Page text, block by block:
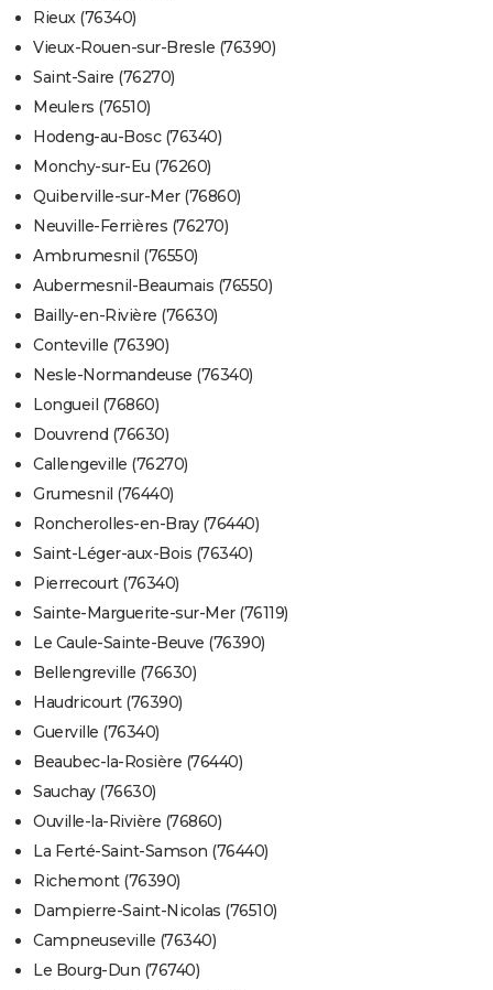
Rieux (76340)
Vieux-Rouen-sur-Bresle (76390)
Saint-Saire (76270)
Meulers (76510)
Hodeng-au-Bosc (76340)
Monchy-sur-Eu (76260)
Quiberville-sur-Mer (76860)
Neuville-Ferrières (76270)
Ambrumesnil (76550)
Aubermesnil-Beaumais (76550)
Bailly-en-Rivière (76630)
Conteville (76390)
Nesle-Normandeuse (76340)
Longueil (76860)
Douvrend (76630)
Callengeville (76270)
Grumesnil (76440)
Roncherolles-en-Bray (76440)
Saint-Léger-aux-Bois (76340)
Pierrecourt (76340)
Sainte-Marguerite-sur-Mer (76119)
Le Caule-Sainte-Beuve (76390)
Bellengreville (76630)
Haudricourt (76390)
Guerville (76340)
Beaubec-la-Rosière (76440)
Sauchay (76630)
Ouville-la-Rivière (76860)
La Ferté-Saint-Samson (76440)
Richemont (76390)
Dampierre-Saint-Nicolas (76510)
Campneuseville (76340)
Le Bourg-Dun (76740)